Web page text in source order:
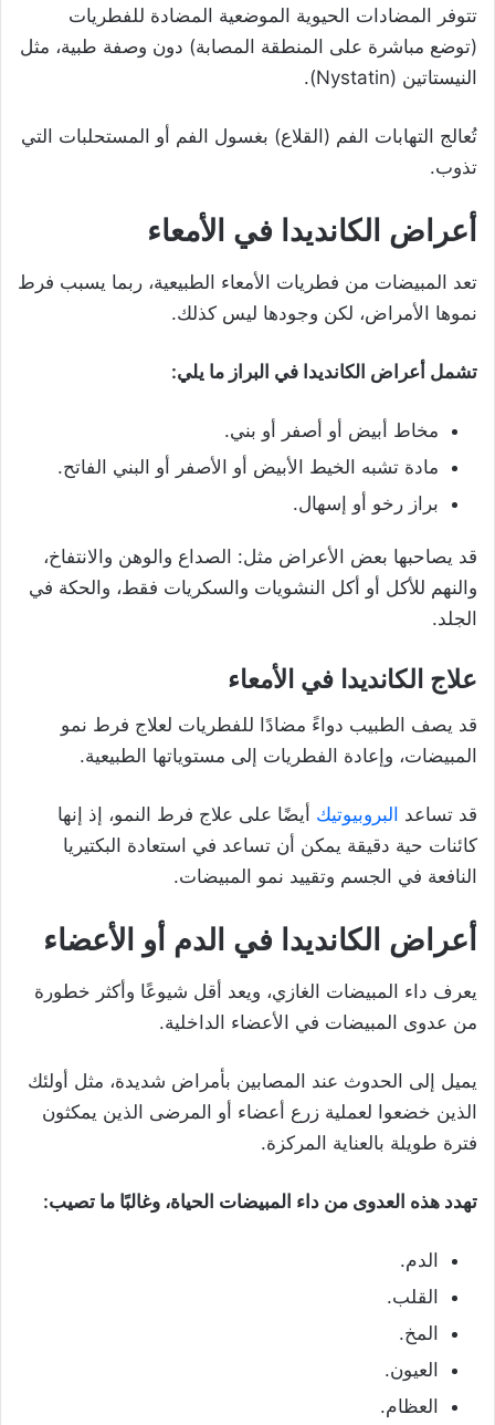
تتوفر المضادات الحيوية الموضعية المضادة للفطريات
(توضع مباشرة على المنطقة المصابة) دون وصفة طبية، مثل
النيستاتين (Nystatin).
تُعالج التهابات الفم (القلاع) بغسول الفم أو المستحلبات التي
تذوب.
أعراض الكانديدا في الأمعاء
تعد المبيضات من فطريات الأمعاء الطبيعية، ربما يسبب فرط
نموها الأمراض، لكن وجودها ليس كذلك.
تشمل أعراض الكانديدا في البراز ما يلي:
مخاط أبيض أو أصفر أو بني.
مادة تشبه الخيط الأبيض أو الأصفر أو البني الفاتح.
براز رخو أو إسهال.
قد يصاحبها بعض الأعراض مثل: الصداع والوهن والانتفاخ،
والنهم للأكل أو أكل النشويات والسكريات فقط، والحكة في
الجلد.
علاج الكانديدا في الأمعاء
قد يصف الطبيب دواءً مضادًا للفطريات لعلاج فرط نمو
المبيضات، وإعادة الفطريات إلى مستوياتها الطبيعية.
قد تساعد البروبيوتيك أيضًا على علاج فرط النمو، إذ إنها
كائنات حية دقيقة يمكن أن تساعد في استعادة البكتيريا
النافعة في الجسم وتقييد نمو المبيضات.
أعراض الكانديدا في الدم أو الأعضاء
يعرف داء المبيضات الغازي، ويعد أقل شيوعًا وأكثر خطورة
من عدوى المبيضات في الأعضاء الداخلية.
يميل إلى الحدوث عند المصابين بأمراض شديدة، مثل أولئك
الذين خضعوا لعملية زرع أعضاء أو المرضى الذين يمكثون
فترة طويلة بالعناية المركزة.
تهدد هذه العدوى من داء المبيضات الحياة، وغالبًا ما تصيب:
الدم.
القلب.
المخ.
العيون.
العظام.